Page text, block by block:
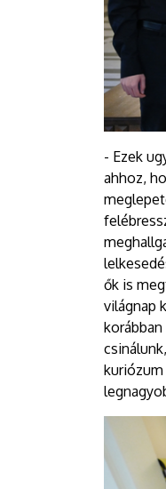
- Ezek
ahhoz,
ők is
világnap